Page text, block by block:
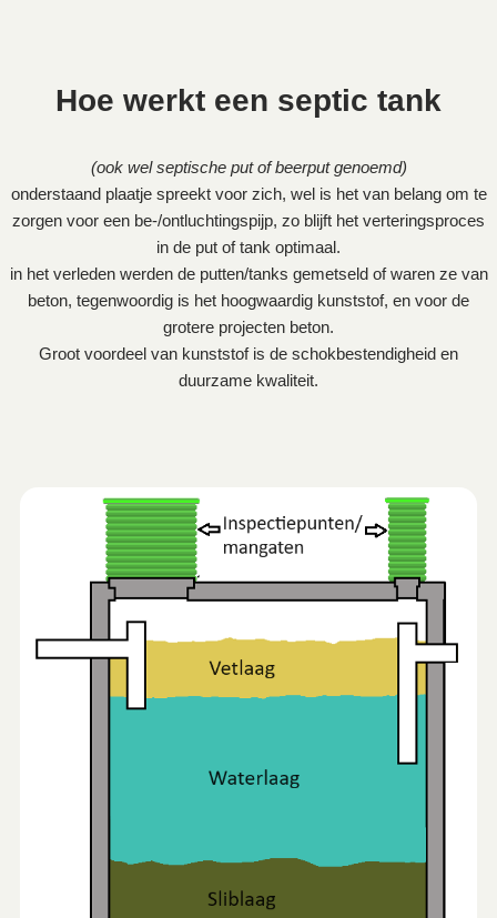
Hoe werkt een septic tank
(ook wel septische put of beerput genoemd)
onderstaand plaatje spreekt voor zich, wel is het van belang om te
zorgen voor een be-/ontluchtingspijp, zo blijft het verteringsproces
in de put of tank optimaal.
in het verleden werden de putten/tanks gemetseld of waren ze van
beton, tegenwoordig is het hoogwaardig kunststof, en voor de
grotere projecten beton.
Groot voordeel van kunststof is de schokbestendigheid en
duurzame kwaliteit.